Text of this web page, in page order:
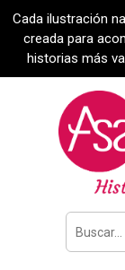
Cada ilustración
creada para
historias más